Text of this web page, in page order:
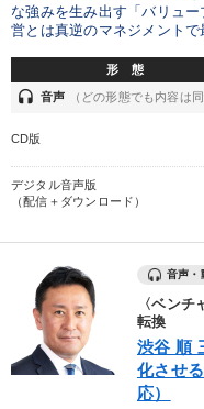
な強みを生み出す「バリュ
営とは真逆のマネジメント
形 態
headset 音声 （どの形態でも内容は同
CD版
デジタル音声版
（配信＋ダウンロード）
音声・
〈ベン
転換
渋谷 順
化させ
応）